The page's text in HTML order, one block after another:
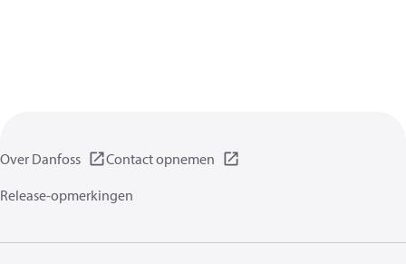
Over Danfoss
Contact opnemen
Release-opmerkingen